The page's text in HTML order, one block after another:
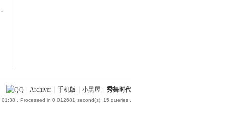
Archiver 手机版 小黑屋 秀舞时代
01:38 , Processed in 0.012681 second(s), 15 queries .